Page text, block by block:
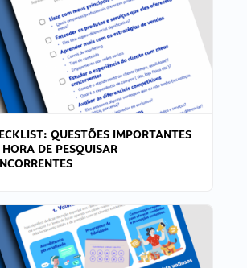
QUESTÕES IMPORTANTES
DE PESQUISAR